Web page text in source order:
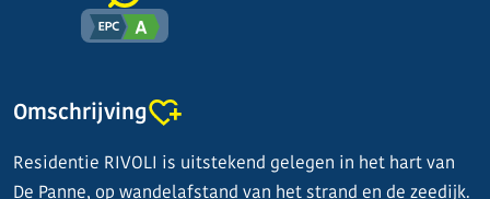
Omschrijving
Residentie RIVOLI is uitstekend gelegen in het hart van
De Panne, op wandelafstand van het strand en de zeedijk.